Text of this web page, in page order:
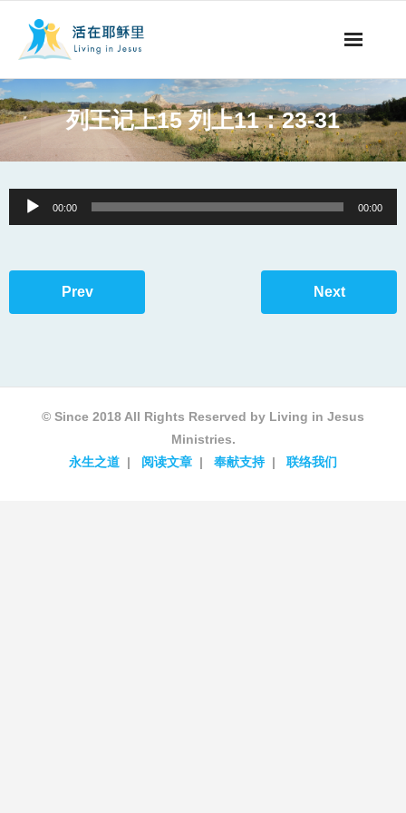
事工概要
阅读文章
列王记上15 列上11：23-31
Audio
Player
00:00 00:00
Prev Next
© Since 2018 All Rights Reserved by Living in Jesus
Ministries.
永生之道
阅读文章 奉献支持 联络我们